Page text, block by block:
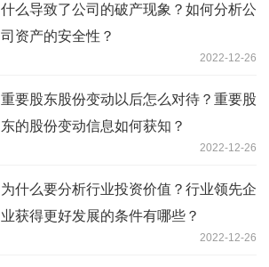
什么导致了公司的破产现象？如何分析公
司资产的安全性？
2022-12-26
重要股东股份变动以后怎么对待？重要股
东的股份变动信息如何获知？
2022-12-26
为什么要分析行业投资价值？行业领先企
业获得更好发展的条件有哪些？
2022-12-26